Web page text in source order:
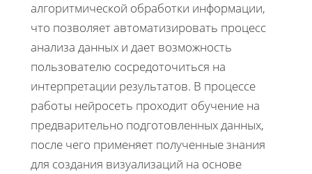
алгоритмической обработки информации,
что позволяет автоматизировать процесс
анализа данных и дает возможность
пользователю сосредоточиться на
интерпретации результатов. В процессе
работы нейросеть проходит обучение на
предварительно подготовленных данных,
после чего применяет полученные знания
для создания визуализаций на основе